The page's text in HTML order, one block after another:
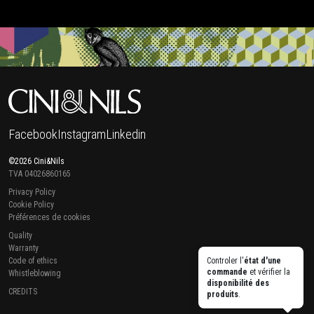
Controler l'état d'une
commande et vérifier la
disponibilité des
produits.
FacebookInstagramLinkedin
©2026 Cini&Nils
TVA 04026860165
Privacy Policy
Cookie Policy
Préférences de cookies
Quality
Warranty
Code of ethics
Whistleblowing
CREDITS